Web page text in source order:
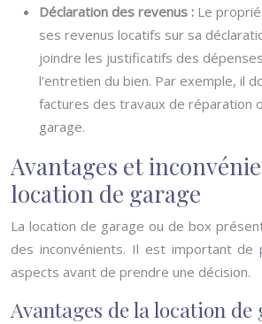
Déclaration des revenus : Le
ses revenus locatifs sur sa
joindre les justificatifs des
l’entretien du bien. Par exemple, il
factures des travaux de réparation
garage.
Avantages et
location de garage
La location de garage ou de box
des inconvénients. Il est important de
aspects avant de prendre une décision.
Avantages de la location de